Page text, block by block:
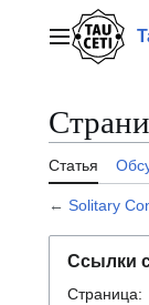
содержанию
Главное
Статья
← Solitary
Ссылки
Страница: